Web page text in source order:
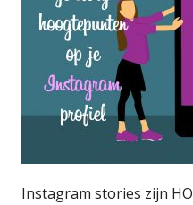
Instagram stories zijn